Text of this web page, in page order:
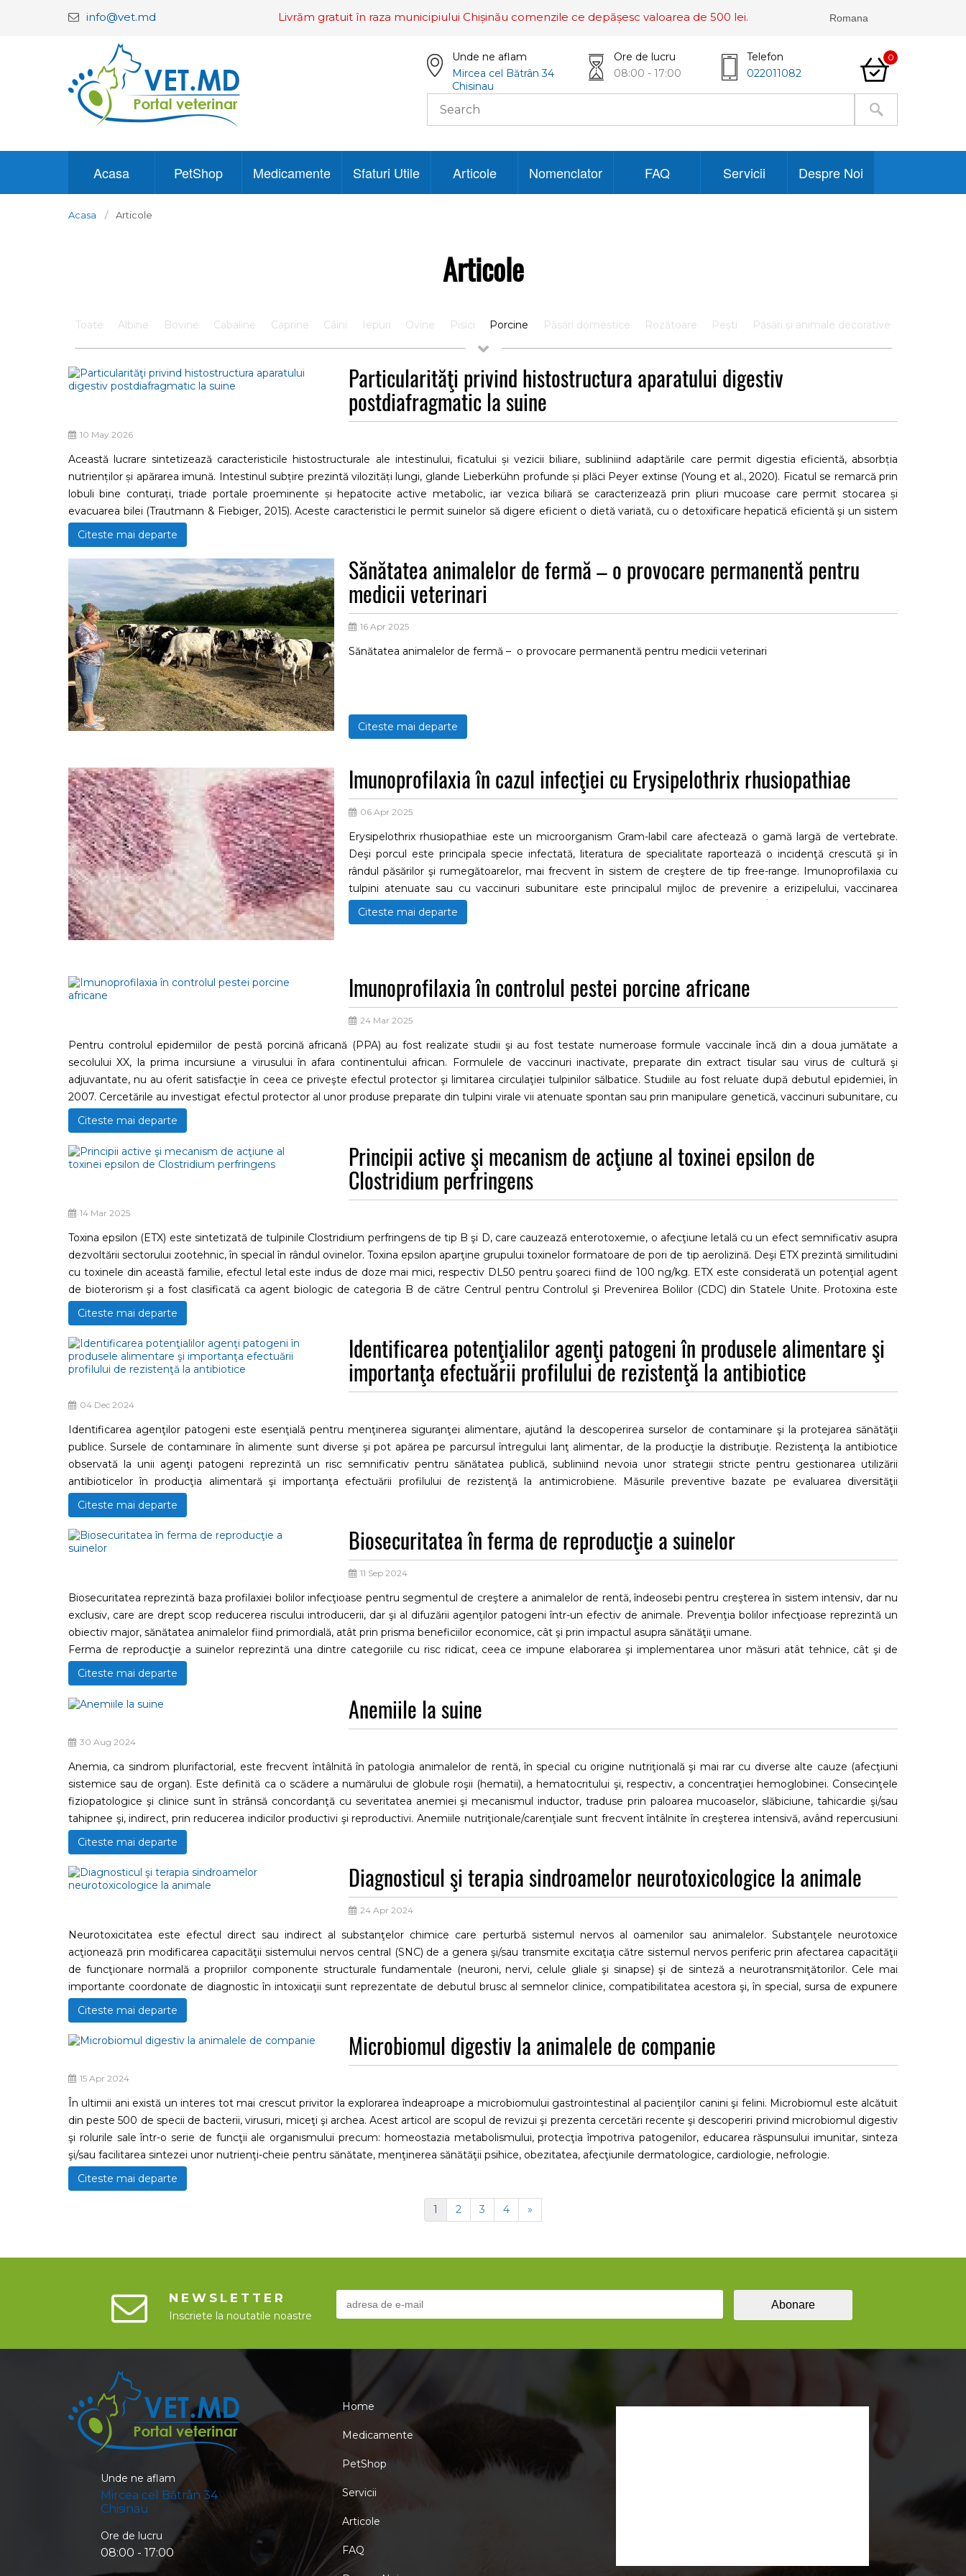
info@vet.md Livrăm gratuit în raza municipiului Chișinău comenzile ce depășesc valoarea de 500 lei.
Unde ne aflam
Mircea cel Bătrân 34
Chisinau
Ore de lucru
08:00 - 17:00
Telefon
022011082
0
Acasa PetShop Medicamente Sfaturi Utile Articole Nomenclator FAQ Servicii Despre Noi
Acasa Articole
Articole
Toate Albine Bovine Cabaline Caprine Câini Iepuri Ovine Pisici Porcine Păsări domestice Rozătoare Pești Păsări și animale decorative
Particularităţi privind histostructura aparatului digestiv
postdiafragmatic la suine
10 May 2026
Această lucrare sintetizează caracteristicile histostructurale ale intestinului, ficatului și vezicii biliare, subliniind adaptările care permit digestia eficientă, absorbția
nutrienților și apărarea imună. Intestinul subțire prezintă vilozități lungi, glande Lieberkühn profunde și plăci Peyer extinse (Young et al., 2020). Ficatul se remarcă prin
lobuli bine conturați, triade portale proeminente și hepatocite active metabolic, iar vezica biliară se caracterizează prin pliuri mucoase care permit stocarea și
evacuarea bilei (Trautmann & Fiebiger, 2015). Aceste caracteristici le permit suinelor să digere eficient o dietă variată, cu o detoxificare hepatică eficientă şi un sistem
imunitar robust. Informațiile prezentate sunt esențiale pentru interpretarea modificărilor fiziologice și patologice induse de factori nutriționali, toxici sau microbieni și
oferă un cadru pentru cercetare aplicată în medicină veterinară și nutriție animală (Moeser, 2007).
Citeste mai departe
Sănătatea animalelor de fermă – o provocare permanentă pentru
medicii veterinari
16 Apr 2025
Sănătatea animalelor de fermă – o provocare permanentă pentru medicii veterinari
Citeste mai departe
Imunoprofilaxia în cazul infecţiei cu Erysipelothrix rhusiopathiae
06 Apr 2025
Erysipelothrix rhusiopathiae este un microorganism Gram-labil care afectează o gamă largă de vertebrate.
Deşi porcul este principala specie infectată, literatura de specialitate raportează o incidenţă crescută şi în
rândul păsărilor şi rumegătoarelor, mai frecvent în sistem de creştere de tip free-range. Imunoprofilaxia cu
tulpini atenuate sau cu vaccinuri subunitare este principalul mijloc de prevenire a erizipelului, vaccinarea
preventivă fiind o practică curentă în fermele de suine, păsări şi rumegătoare. În schimb, pentru terapia
infecţiei, se impune reconsiderarea utilizării serurilor hiperimune, având în vedere emergenţa fenomenului de
Citeste mai departe
Imunoprofilaxia în controlul pestei porcine africane
24 Mar 2025
Pentru controlul epidemiilor de pestă porcină africană (PPA) au fost realizate studii şi au fost testate numeroase formule vaccinale încă din a doua jumătate a
secolului XX, la prima incursiune a virusului în afara continentului african. Formulele de vaccinuri inactivate, preparate din extract tisular sau virus de cultură şi
adjuvantate, nu au oferit satisfacţie în ceea ce priveşte efectul protector şi limitarea circulaţiei tulpinilor sălbatice. Studiile au fost reluate după debutul epidemiei, în
2007. Cercetările au investigat efectul protector al unor produse preparate din tulpini virale vii atenuate spontan sau prin manipulare genetică, vaccinuri subunitare, cu
ARNm, cu ADN sau cu vector viral; formulele testate până în prezent nu au oferit o protecţie eficientă şi fiabilă, numai câteva rapoarte indicând o oarecare protecţie
faţă de infecţia de control. Dificultăţile înregistrate în realizarea acestui vaccin sunt în mare măsură cauzate de incompleta cunoaştere a factorilor de virulenţă şi a
relaţiei lor cu cei imunogeni, precum şi a cunoştinţelor limitate asupra relaţiei virus-animal-gazdă. Experienţa primei epidemii europene de pestă porcină africană a
generat noi standarde pe care trebuie să le îndeplinească un vaccin destinat controlului PPA: vaccinul trebuie să satisfacă cerinţele de siguranţă faţă de doza
vaccinală, administrările repetate ale dozei vaccinale, administrarea de multiple doze (supradozare), să prezinte stabilitate genetică, să împiedice excreţia virală şi să
Citeste mai departe
Principii active şi mecanism de acţiune al toxinei epsilon de
Clostridium perfringens
14 Mar 2025
Toxina epsilon (ETX) este sintetizată de tulpinile Clostridium perfringens de tip B şi D, care cauzează enterotoxemie, o afecţiune letală cu un efect semnificativ asupra
dezvoltării sectorului zootehnic, în special în rândul ovinelor. Toxina epsilon aparţine grupului toxinelor formatoare de pori de tip aerolizină. Deşi ETX prezintă similitudini
cu toxinele din această familie, efectul letal este indus de doze mai mici, respectiv DL50 pentru şoareci fiind de 100 ng/kg. ETX este considerată un potenţial agent
de bioterorism şi a fost clasificată ca agent biologic de categoria B de către Centrul pentru Controlul şi Prevenirea Bolilor (CDC) din Statele Unite. Protoxina este
convertită într-o toxină activă prin scindare proteolitică efectuată de proteaze specifice. ETX este absorbită şi acţionează local în intestine, iar ulterior se leagă şi induce
leziuni în alte organe, inclusiv rinichi, pulmoni şi sistemul nervos central. Relevanţa acestei toxine pentru medicina veterinară, precum şi potenţialul utilizării ETX ca
armă biologică au captat interesul cercetătorilor, generând un volum considerabil de studii dedicate investigării ETX.
Citeste mai departe
Identificarea potenţialilor agenţi patogeni în produsele alimentare şi
importanţa efectuării profilului de rezistenţă la antibiotice
04 Dec 2024
Identificarea agenţilor patogeni este esenţială pentru menţinerea siguranţei alimentare, ajutând la descoperirea surselor de contaminare şi la protejarea sănătăţii
publice. Sursele de contaminare în alimente sunt diverse şi pot apărea pe parcursul întregului lanţ alimentar, de la producţie la distribuţie. Rezistenţa la antibiotice
observată la unii agenţi patogeni reprezintă un risc semnificativ pentru sănătatea publică, subliniind nevoia unor strategii stricte pentru gestionarea utilizării
antibioticelor în producţia alimentară şi importanţa efectuării profilului de rezistenţă la antimicrobiene. Măsurile preventive bazate pe evaluarea diversităţii
microbiologice şi pe identificarea riscurilor pot reduce contaminarea alimentelor şi îmbunătăţi siguranţa alimentară. Monitorizarea continuă şi adaptarea practicilor din
industria alimentară la noile descoperiri microbiologice sunt esenţiale pentru a menţine un lanţ alimentar sigur şi a limita riscurile microbiologice. Respectarea
normelor de igienă şi calitate trebuie îmbunătăţită constant pentru a asigura conformitatea produselor alimentare cu standardele de sănătate publică şi pentru a
preveni riscurile de contaminare.
Citeste mai departe
Biosecuritatea în ferma de reproducţie a suinelor
11 Sep 2024
Biosecuritatea reprezintă baza profilaxiei bolilor infecţioase pentru segmentul de creştere a animalelor de rentă, îndeosebi pentru creşterea în sistem intensiv, dar nu
exclusiv, care are drept scop reducerea riscului introducerii, dar şi al difuzării agenţilor patogeni într-un efectiv de animale. Prevenţia bolilor infecţioase reprezintă un
obiectiv major, sănătatea animalelor fiind primordială, atât prin prisma beneficiilor economice, cât şi prin impactul asupra sănătăţii umane.
Ferma de reproducţie a suinelor reprezintă una dintre categoriile cu risc ridicat, ceea ce impune elaborarea şi implementarea unor măsuri atât tehnice, cât şi de
natură administrativă, în vederea eliminării şi/sau a reducerii riscului de introducere şi răspândire a agenţilor patogeni majori pentru porcinele de reproducţie, a purceilor
nou-născuţi şi a celor sugari.
Citeste mai departe
Anemiile la suine
30 Aug 2024
Anemia, ca sindrom plurifactorial, este frecvent întâlnită în patologia animalelor de rentă, în special cu origine nutriţională şi mai rar cu diverse alte cauze (afecţiuni
sistemice sau de organ). Este definită ca o scădere a numărului de globule roşii (hematii), a hematocritului şi, respectiv, a concentraţiei hemoglobinei. Consecinţele
fiziopatologice şi clinice sunt în strânsă concordanţă cu severitatea anemiei şi mecanismul inductor, traduse prin paloarea mucoaselor, slăbiciune, tahicardie şi/sau
tahipnee şi, indirect, prin reducerea indicilor productivi şi reproductivi. Anemiile nutriţionale/carenţiale sunt frecvent întâlnite în creşterea intensivă, având repercusiuni
economice deloc de neglijat, iar cunoaşterea şi aplicarea principiilor curativo-profilactice la vârstele de maximă vulnerabilitate reduc considerabil incidenţa şi impactul
economic defavorabil.
Citeste mai departe
Diagnosticul şi terapia sindroamelor neurotoxicologice la animale
24 Apr 2024
Neurotoxicitatea este efectul direct sau indirect al substanţelor chimice care perturbă sistemul nervos al oamenilor sau animalelor. Substanţele neurotoxice
acţionează prin modificarea capacităţii sistemului nervos central (SNC) de a genera şi/sau transmite excitaţia către sistemul nervos periferic prin afectarea capacităţii
de funcţionare normală a propriilor componente structurale fundamentale (neuroni, nervi, celule gliale şi sinapse) şi de sinteză a neurotransmiţătorilor. Cele mai
importante coordonate de diagnostic în intoxicaţii sunt reprezentate de debutul brusc al semnelor clinice, compatibilitatea acestora şi, în special, sursa de expunere
sau accesul la toxice/toxine.
Citeste mai departe
Microbiomul digestiv la animalele de companie
15 Apr 2024
În ultimii ani există un interes tot mai crescut privitor la explorarea îndeaproape a microbiomului gastrointestinal al pacienţilor canini şi felini. Microbiomul este alcătuit
din peste 500 de specii de bacterii, virusuri, miceţi şi archea. Acest articol are scopul de revizui şi prezenta cercetări recente şi descoperiri privind microbiomul digestiv
şi rolurile sale într-o serie de funcţii ale organismului precum: homeostazia metabolismului, protecţia împotriva patogenilor, educarea răspunsului imunitar, sinteza
şi/sau facilitarea sintezei unor nutrienţi-cheie pentru sănătate, menţinerea sănătăţii psihice, obezitatea, afecţiunile dermatologice, cardiologie, nefrologie.
Citeste mai departe
1 2 3 4 »
NEWSLETTER
Inscriete la noutatile noastre
Unde ne aflam
Mircea cel Bătrân 34
Chisinau
Ore de lucru
08:00 - 17:00
Home
Medicamente
PetShop
Servicii
Articole
FAQ